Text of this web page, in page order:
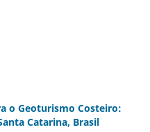
o Geoturismo Costeiro:
Catarina, Brasil